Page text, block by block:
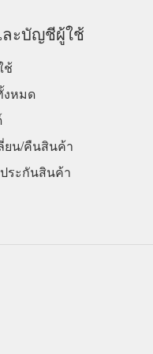
ะบัญชีผู้ใช้
ช้
หมด
ยน/คืนสินค้า
ระกันสินค้า